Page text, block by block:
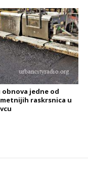
obnova jedne od
raskrsnica u